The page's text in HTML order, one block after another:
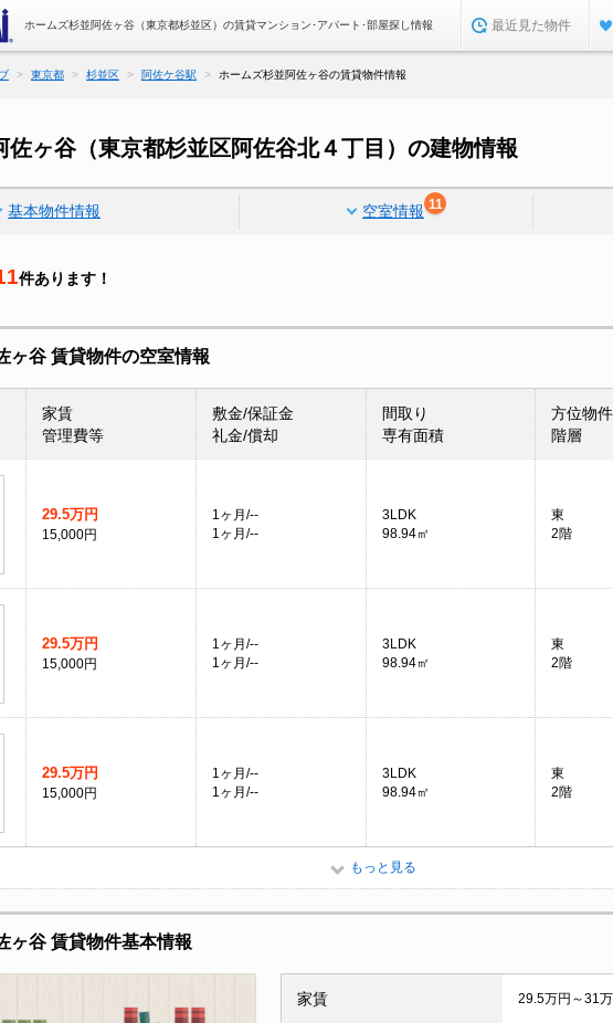
ホームズ杉並阿佐ヶ谷（東京都杉並区）の賃貸マンション･アパート･部屋探し情報 最近見た物件
東京都 杉並区 阿佐ケ谷駅 ホームズ杉並阿佐ヶ谷の賃貸物件情報
佐ヶ谷（東京都杉並区阿佐谷北４丁目）の建物情報
基本物件情報 空室情報 11
件あります！
ヶ谷 賃貸物件の空室情報
家賃
管理費等
敷金/保証金
礼金/償却
間取り
専有面積
方位物件
階層
29.5万円
15,000円
1ヶ月/--
1ヶ月/--
3LDK
98.94㎡
東
2階
29.5万円
15,000円
1ヶ月/--
1ヶ月/--
3LDK
98.94㎡
東
2階
29.5万円
15,000円
1ヶ月/--
1ヶ月/--
3LDK
98.94㎡
東
2階
もっと見る
ヶ谷 賃貸物件基本情報
家賃 29.5万円～31万